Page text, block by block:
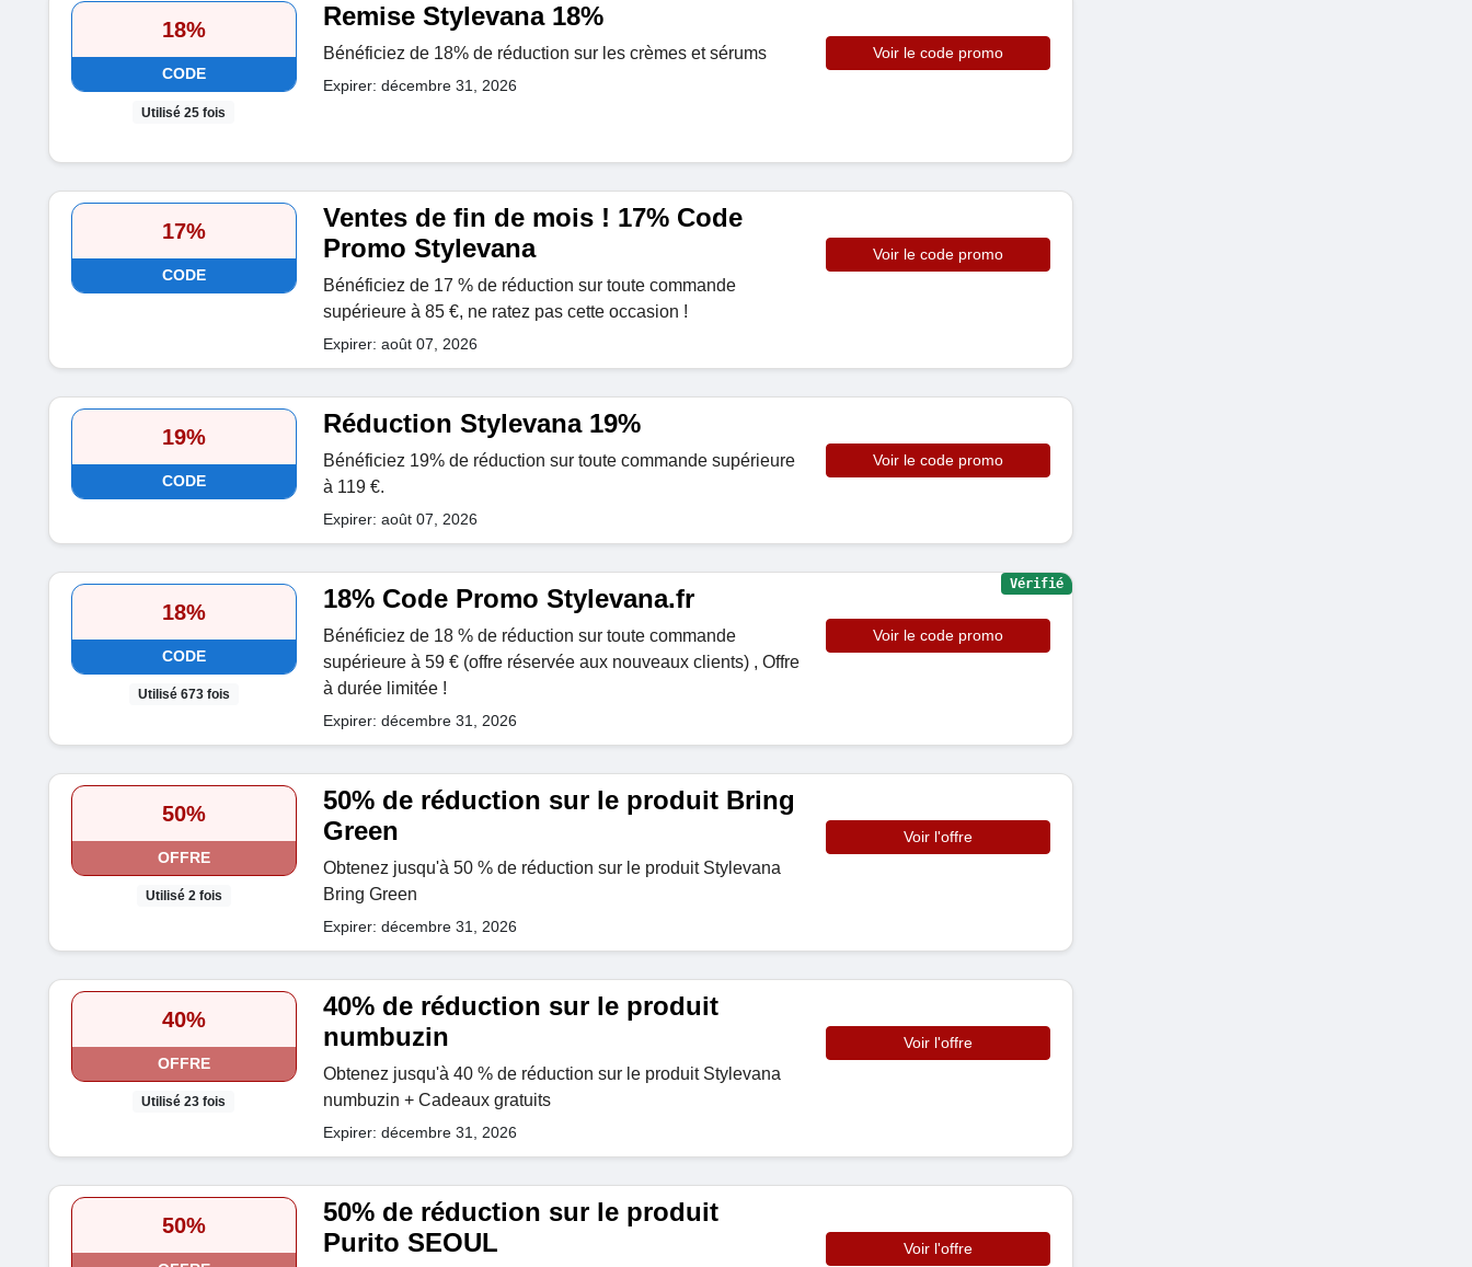
18%
CODE
Utilisé 25 fois
Remise Stylevana 18%
Bénéficiez de 18% de réduction sur les crèmes et sérums
Expirer: décembre 31, 2026
Voir le code promo
17%
CODE
Ventes de fin de mois ! 17% Code
Promo Stylevana
Bénéficiez de 17 % de réduction sur toute commande
supérieure à 85 €, ne ratez pas cette occasion !
Expirer: août 07, 2026
Voir le code promo
19%
CODE
Réduction Stylevana 19%
Bénéficiez 19% de réduction sur toute commande supérieure
à 119 €.
Expirer: août 07, 2026
Voir le code promo
18%
CODE
Utilisé 673 fois
18% Code Promo Stylevana.fr
Bénéficiez de 18 % de réduction sur toute commande
supérieure à 59 € (offre réservée aux nouveaux clients) , Offre
à durée limitée !
Expirer: décembre 31, 2026
Voir le code promo
Vérifié
50%
OFFRE
Utilisé 2 fois
50% de réduction sur le produit Bring
Green
Obtenez jusqu'à 50 % de réduction sur le produit Stylevana
Bring Green
Expirer: décembre 31, 2026
Voir l'offre
40%
OFFRE
Utilisé 23 fois
40% de réduction sur le produit
numbuzin
Obtenez jusqu'à 40 % de réduction sur le produit Stylevana
numbuzin + Cadeaux gratuits
Expirer: décembre 31, 2026
Voir l'offre
50%
50% de réduction sur le produit
Purito SEOUL
Voir l'offre